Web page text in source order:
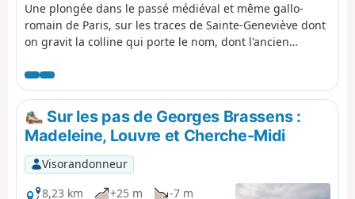
Une plongée dans le passé médiéval et même gallo-
romain de Paris, sur les traces de Sainte-Geneviève dont
on gravit la colline qui porte le nom, dont l'ancien
Mont et dont on peut voir la statue au Jardin du
Luxembourg ainsi que sur le Pont de la Tournelle. Entre
autres témoignages, l'itinéraire suit une portion de
l'ancienne enceinte de Philippe Auguste et traverse les
Arènes de Lutèce.
Sur les pas de Georges Brassens :
Madeleine, Louvre et Cherche-Midi
Visorandonneur
8,23 km
+25 m
-7 m